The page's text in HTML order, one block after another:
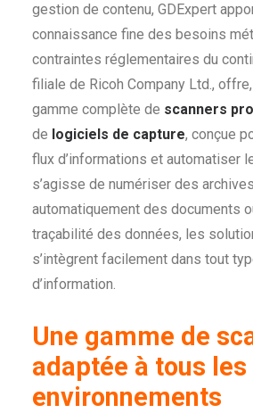
gestion de contenu, GDExpert
connaissance fine des besoins
contraintes réglementaires du
filiale de Ricoh Company Ltd.,
gamme complète de scanners
de logiciels de capture, conçue
flux d’informations et automatiser
s’agisse de numériser des
automatiquement des documents
traçabilité des données, les
s’intègrent facilement dans tout
d’information.
Une gamme de
adaptée à tous les
environnements